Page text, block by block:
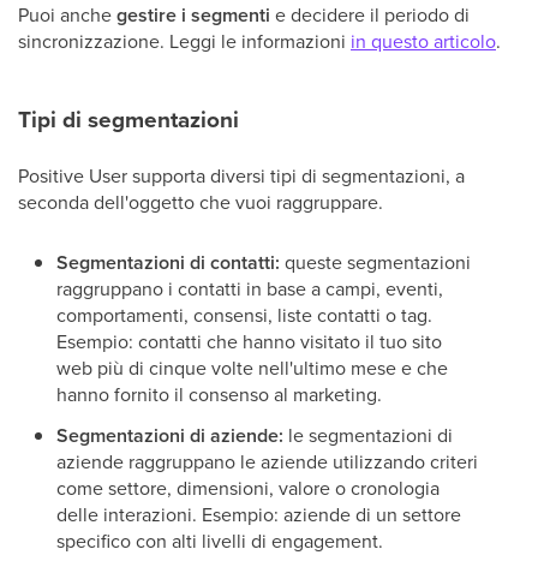
Puoi anchegestire i segmenti e decidere il periodo di
sincronizzazione. Leggi le informazioni in questo articolo.
Tipi di segmentazioni
Positive User supporta diversi tipi di segmentazioni, a
seconda dell'oggetto che vuoi raggruppare.
Segmentazioni di contatti: queste segmentazioni
raggruppano i contatti in base a campi, eventi,
comportamenti, consensi, liste contatti o tag.
Esempio: contatti che hanno visitato il tuo sito
web più di cinque volte nell'ultimo mese e che
hanno fornito il consenso al marketing.
Segmentazioni di aziende: le segmentazioni di
aziende raggruppano le aziende utilizzando criteri
come settore, dimensioni, valore o cronologia
delle interazioni. Esempio: aziende di un settore
specifico con alti livelli di engagement.